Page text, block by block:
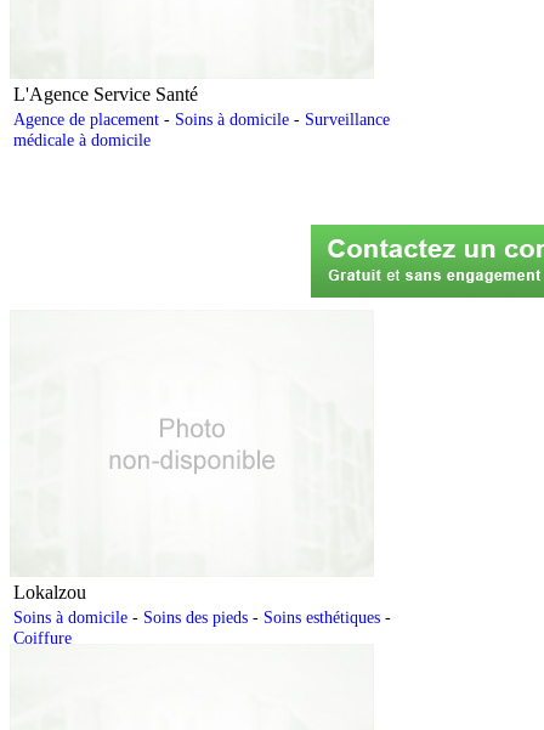
L'Agence Service Santé
Agence de placement - Soins à domicile - Surveillance
médicale à domicile
Lokalzou
Soins à domicile - Soins des pieds - Soins esthétiques -
Coiffure